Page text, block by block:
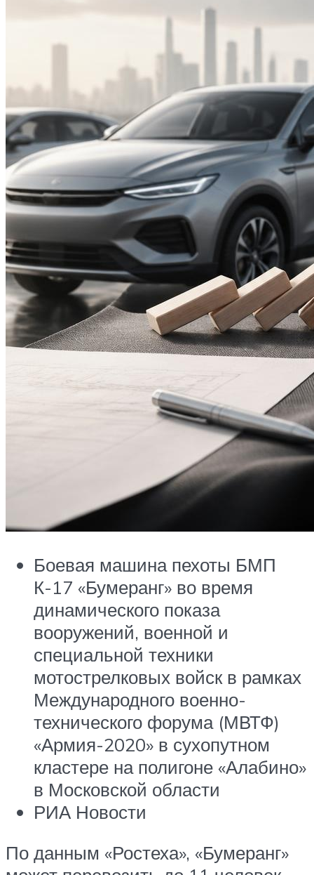
Боевая машина пехоты БМП
К-17 «Бумеранг» во время
динамического показа
вооружений, военной и
специальной техники
мотострелковых войск в рамках
Международного военно-
технического форума (МВТФ)
«Армия-2020» в сухопутном
кластере на полигоне «Алабино»
в Московской области
РИА Новости
По данным «Ростеха», «Бумеранг»